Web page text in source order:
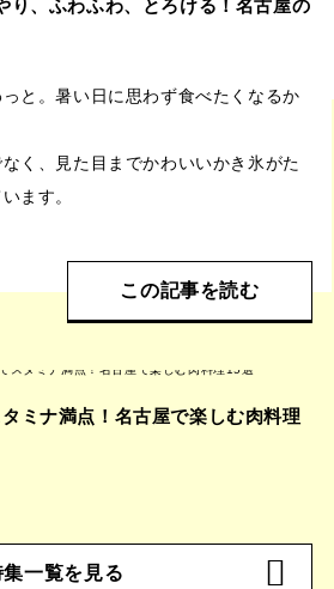
り、ふわふわ、とろける！名古屋の
と。暑い日に思わず食べたくなるか
く、見た目までかわいいかき氷がた
ます。
この記事を読む
ミナ満点！名古屋で楽しむ肉料理
集一覧を見る